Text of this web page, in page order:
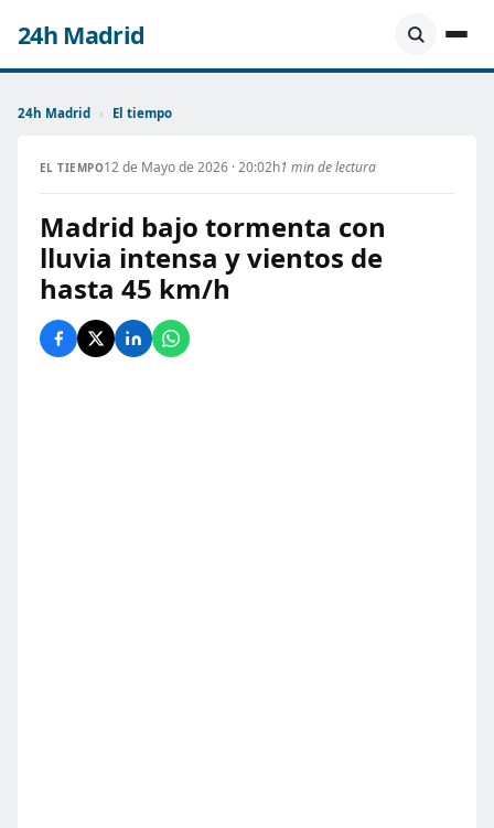
24h Madrid
24h Madrid › El tiempo
EL TIEMPO12 de Mayo de 2026 · 20:02h1 min de lectura
Madrid bajo tormenta con
lluvia intensa y vientos de
hasta 45 km/h